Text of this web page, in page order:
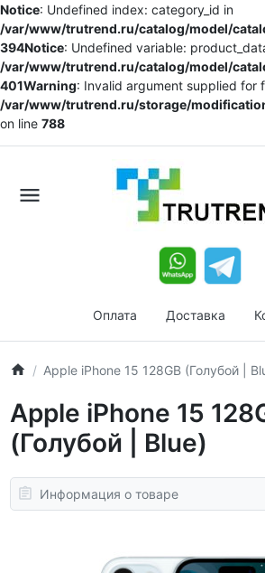
Notice: Undefined index: category_id in
/var/www/trutrend.ru/catalog/model/
394Notice: Undefined variable:
/var/www/trutrend.ru/catalog/model/
401Warning: Invalid argument supplied for
/var/www/trutrend.ru/storage/
on line 788
Оплата Доставка
Apple iPhone 15 128GB (Голубой |
Apple iPhone 15
(Голубой | Blue)
Информация о товаре